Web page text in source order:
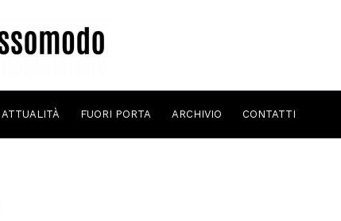
ATTUALITÀ FUORI PORTA ARCHIVIO CONTATTI